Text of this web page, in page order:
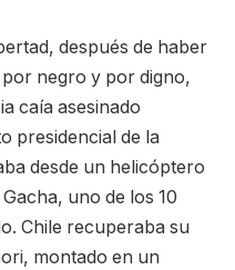
después de haber
negro y por digno,
caía asesinado
presidencial de la
desde un helicóptero
uno de los 10
Chile recuperaba su
montado en un